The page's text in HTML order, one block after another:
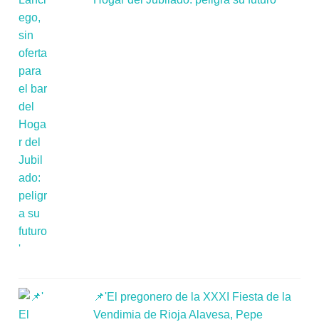
📌'El pregonero de la XXXI Fiesta de la
Vendimia de Rioja Alavesa, Pepe